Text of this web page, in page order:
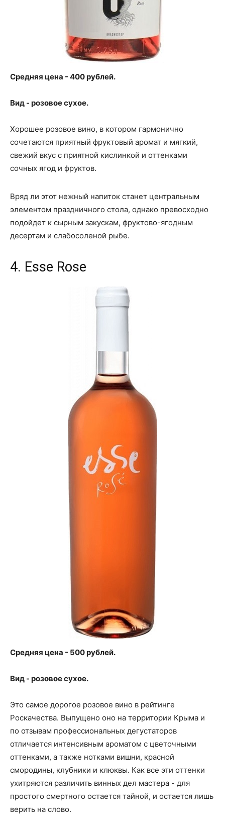
Средняя цена - 400 рублей.
Вид - розовое сухое.
Хорошее розовое вино, в котором гармонично
сочетаются приятный фруктовый аромат и мягкий,
свежий вкус с приятной кислинкой и оттенками
сочных ягод и фруктов.
Вряд ли этот нежный напиток станет центральным
элементом праздничного стола, однако превосходно
подойдет к сырным закускам, фруктово-ягодным
десертам и слабосоленой рыбе.
4. Esse Rose
Средняя цена - 500 рублей.
Вид - розовое сухое.
Это самое дорогое розовое вино в рейтинге
Роскачества. Выпущено оно на территории Крыма и
по отзывам профессиональных дегустаторов
отличается интенсивным ароматом с цветочными
оттенками, а также нотками вишни, красной
смородины, клубники и клюквы. Как все эти оттенки
ухитряются различить винных дел мастера - для
простого смертного остается тайной, и остается лишь
верить на слово.